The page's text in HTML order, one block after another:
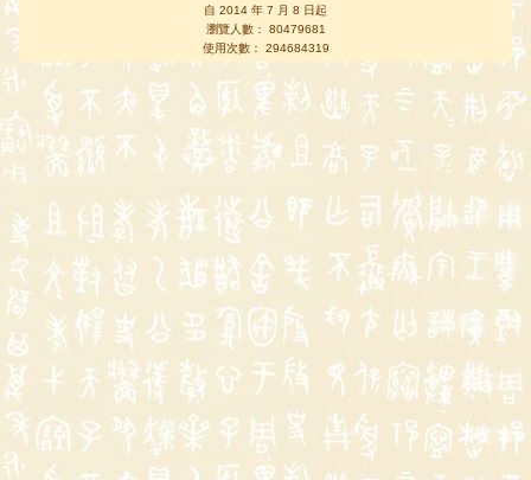
自 2014 年 7 月 8 日起
瀏覽人數： 80479681
使用次數： 294684319